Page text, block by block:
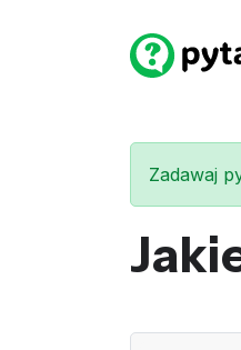
Zadawaj